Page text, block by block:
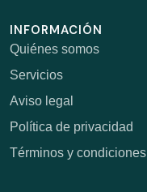
INFORMACIÓN
Quiénes somos
Servicios
Aviso legal
Política de privacidad
Términos y condiciones